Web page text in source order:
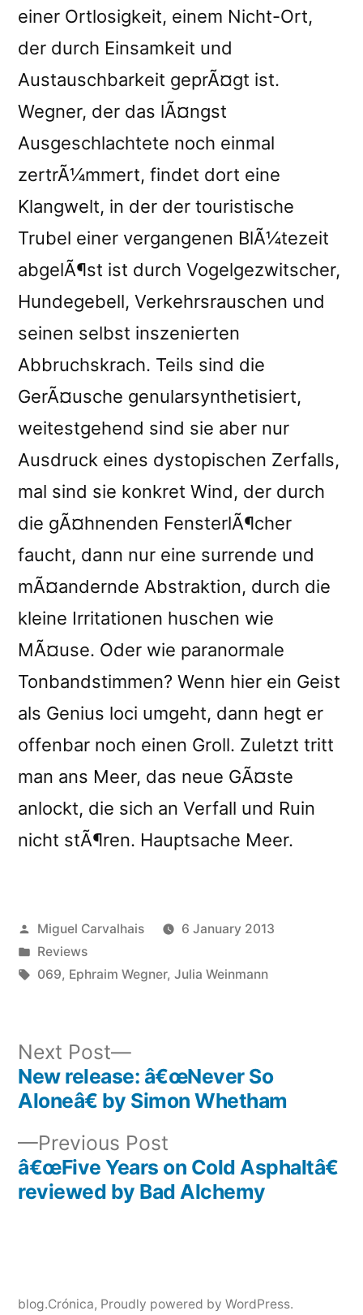
einer Ortlosigkeit, einem Nicht-Ort,
der durch Einsamkeit und
Austauschbarkeit geprÃ¤gt ist.
Wegner, der das lÃ¤ngst
Ausgeschlachtete noch einmal
zertrÃ¼mmert, findet dort eine
Klangwelt, in der der touristische
Trubel einer vergangenen BlÃ¼tezeit
abgelÃ¶st ist durch Vogelgezwitscher,
Hundegebell, Verkehrsrauschen und
seinen selbst inszenierten
Abbruchskrach. Teils sind die
GerÃ¤usche genularsynthetisiert,
weitestgehend sind sie aber nur
Ausdruck eines dystopischen Zerfalls,
mal sind sie konkret Wind, der durch
die gÃ¤hnenden FensterlÃ¶cher
faucht, dann nur eine surrende und
mÃ¤andernde Abstraktion, durch die
kleine Irritationen huschen wie
MÃ¤use. Oder wie paranormale
Tonbandstimmen? Wenn hier ein Geist
als Genius loci umgeht, dann hegt er
offenbar noch einen Groll. Zuletzt tritt
man ans Meer, das neue GÃ¤ste
anlockt, die sich an Verfall und Ruin
nicht stÃ¶ren. Hauptsache Meer.
Posted
by
Miguel Carvalhais
6 January 2013
Posted
in
Reviews
Tags:
069, Ephraim Wegner, Julia Weinmann
Post
navigation
Previous Post
post:
â€œFive Years on Cold Asphaltâ€
reviewed by Bad Alchemy
Next Post
Next
post:
New release: â€œNever So
Aloneâ€ by Simon Whetham
blog.Crónica, Proudly powered by WordPress.